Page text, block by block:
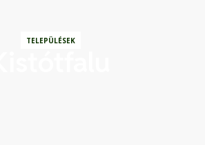
TELEPÜLÉSEK